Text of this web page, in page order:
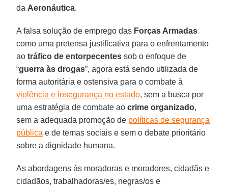
da Aeronáutica.
A falsa solução de emprego das Forças Armadas
como uma pretensa justificativa para o enfrentamento
aotráfico de entorpecentes sob o enfoque de
“guerra às drogas”, agora está sendo utilizada de
forma autoritária e ostensiva para o combate à
violência e insegurança no estado, sem a busca por
uma estratégia de combate aocrime organizado,
sem a adequada promoção de políticas de segurança
pública e de temas sociais e sem o debate prioritário
sobre a dignidade humana.
As abordagens às moradoras e moradores, cidadãs e
cidadãos, trabalhadoras/es, negras/os e